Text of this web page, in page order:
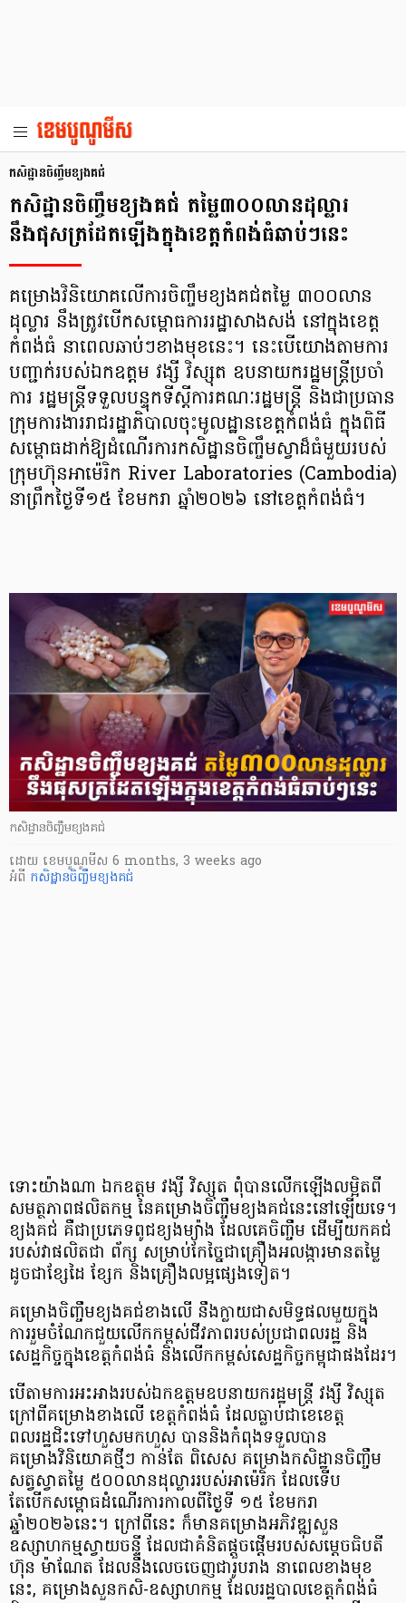
កសិដ្ឋានចិញ្ចឹមខ្យងគជ់
កសិដ្ឋានចិញ្ចឹមខ្យងគជ់ តម្លៃ៣០០លានដុល្លារ
នឹងផុសត្រដែតឡើងក្នុងខេត្តកំពង់ធំឆាប់ៗនេះ
គម្រោងវិនិយោគលើការចិញ្ចឹមខ្យងគជ់តម្លៃ ៣០០លាន
ដុល្លារ នឹងត្រូវបើកសម្ពោធការរដ្ឋាសាងសង់ នៅក្នុងខេត្ត
កំពង់ធំ នាពេលឆាប់ៗខាងមុខនេះ។ នេះបើយោងតាមការ
បញ្ជាក់របស់ឯកឧត្តម វង្សី វិស្សុត ឧបនាយករដ្ឋមន្ត្រីប្រចាំ
ការ រដ្ឋមន្ត្រីទទួលបន្ទុកទីស្តីការគណៈរដ្ឋមន្ត្រី និងជាប្រធាន
ក្រុមការងាររាជរដ្ឋាភិបាលចុះមូលដ្ឋានខេត្តកំពង់ធំ ក្នុងពិធី
សម្ពោធដាក់ឱ្យដំណើរការកសិដ្ឋានចិញ្ចឹមស្វាដ៏ធំមួយរបស់
ក្រុមហ៊ុនអាម៉េរិក River Laboratories (Cambodia)
នាព្រឹកថ្ងៃទី១៥ ខែមករា ឆ្នាំ២០២៦ នៅខេត្តកំពង់ធំ។
កសិដ្ឋានចិញ្ចឹមខ្យងគជ់
ដោយ ​ ខេមបូណូមីស 6 months, 3 weeks ago
អំពី កសិដ្ឋានចិញ្ចឹមខ្យងគជ់
ទោះយ៉ាងណា ឯកឧត្តម វង្សី វិស្សុត ពុំបានលើកឡើងលម្អិតពី
សមត្ថភាពផលិតកម្ម នៃគម្រោងចិញ្ចឹមខ្យងគជ់នេះនៅឡើយទេ។
ខ្យងគជ់ គឺជាប្រភេទពូជខ្យងម្យ៉ាង ដែលគេចិញ្ចឹម ដើម្បីយកគជ់
របស់វាផលិតជា ព័ក្ស សម្រាប់កែច្នៃជាគ្រឿងអលង្ការមានតម្លៃ
ដូចជាខ្សែដៃ ខ្សែក និងគ្រឿងលម្អផ្សេងទៀត។
គម្រោងចិញ្ចឹមខ្យងគជ់ខាងលើ នឹងក្លាយជាសមិទ្ធផលមួយក្នុង
ការរួមចំណែកជួយលើកកម្ពស់ជីវភាពរបស់ប្រជាពលរដ្ឋ និង
សេដ្ឋកិច្ចក្នុងខេត្តកំពង់ធំ និងលើកកម្ពស់សេដ្ឋកិច្ចកម្ពុជាផងដែរ​។
បើតាមការអះអាងរបស់ឯកឧត្តមឧបនាយករដ្ឋមន្ត្រី វង្សី វិស្សុត
ក្រៅពីគម្រោងខាងលើ ខេត្តកំពង់ធំ ដែលធ្លាប់ជាខេខេត្ត
ពលរដ្ឋជិះទៅហួសមកហួស បាននិងកំពុងទទួលបាន
គម្រោងវិនិយោគថ្មីៗ កាន់តែ ពិសេស គម្រោងកសិដ្ឋានចិញ្ចឹម
សត្វស្វាតម្លៃ ៥០០លានដុល្លាររបស់អាម៉េរិក ដែលទើប
តែបើកសម្ពោធដំណើរការកាលពីថ្ងៃទី ១៥ ខែមករា
ឆ្នាំ២០២៦នេះ។ ក្រៅពីនេះ ក៏មានគម្រោងអភិវឌ្ឍសួន
ឧស្សាហកម្មស្វាយចន្ទី ដែលជាគំនិតផ្ដួចផ្ដើមរបស់សម្ដេចធិបតី
ហ៊ុន ម៉ាណែត ដែលនឹងលេចចេញជារូបរាង នាពេលខាងមុខ
នេះ, គម្រោងសួនកសិ-ឧស្សាហកម្ម ដែលរដ្ឋបាលខេត្តកំពង់ធំ